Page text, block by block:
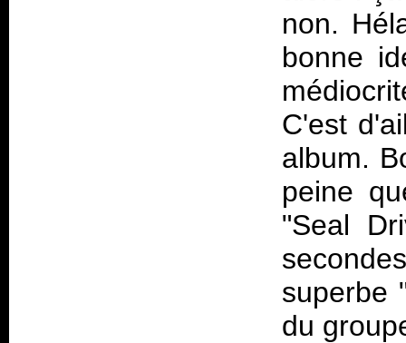
non.
bonne
C'est
album.
peine
"Seal
superbe
du